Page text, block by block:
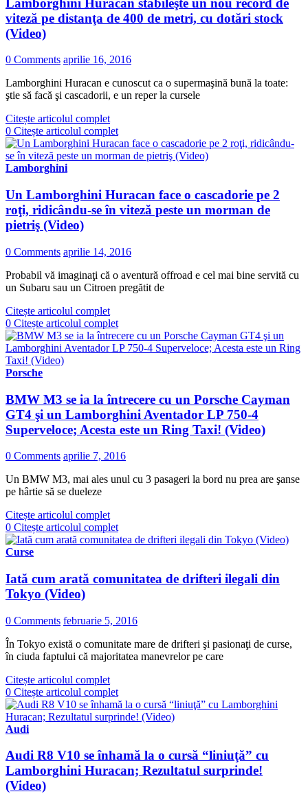
Lamborghini Huracan stabileşte un nou record de
viteză pe distanţa de 400 de metri, cu dotări stock
(Video)
0 Comments aprilie 16, 2016
Lamborghini Huracan e cunoscut ca o supermaşină bună la toate:
ştie să facă şi cascadorii, e un reper la cursele
Citește articolul complet
0 Citește articolul complet
Lamborghini
Un Lamborghini Huracan face o cascadorie pe 2
roţi, ridicându-se în viteză peste un morman de
pietriş (Video)
0 Comments aprilie 14, 2016
Probabil vă imaginaţi că o aventură offroad e cel mai bine servită cu
un Subaru sau un Citroen pregătit de
Citește articolul complet
0 Citește articolul complet
Porsche
BMW M3 se ia la întrecere cu un Porsche Cayman
GT4 şi un Lamborghini Aventador LP 750-4
Superveloce; Acesta este un Ring Taxi! (Video)
0 Comments aprilie 7, 2016
Un BMW M3, mai ales unul cu 3 pasageri la bord nu prea are şanse
pe hârtie să se dueleze
Citește articolul complet
0 Citește articolul complet
Curse
Iată cum arată comunitatea de drifteri ilegali din
Tokyo (Video)
0 Comments februarie 5, 2016
În Tokyo există o comunitate mare de drifteri şi pasionaţi de curse,
în ciuda faptului că majoritatea manevrelor pe care
Citește articolul complet
0 Citește articolul complet
Audi
Audi R8 V10 se înhamă la o cursă “liniuţă” cu
Lamborghini Huracan; Rezultatul surprinde!
(Video)